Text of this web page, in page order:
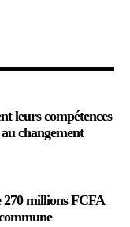
leurs compétences
changement
270 millions FCFA